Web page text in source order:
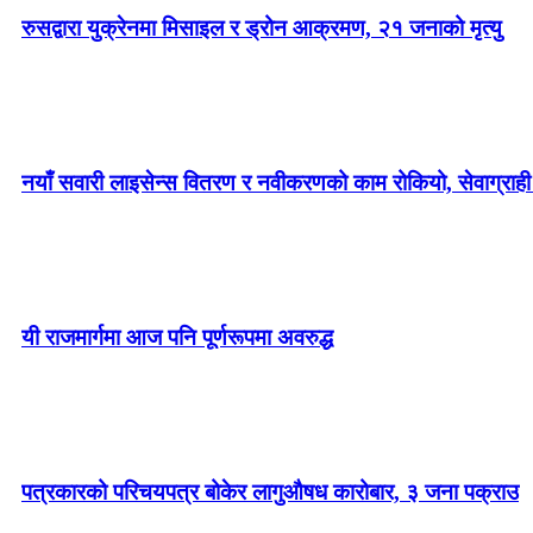
रुसद्वारा युक्रेनमा मिसाइल र ड्रोन आक्रमण, २१ जनाको मृत्यु
नयाँ सवारी लाइसेन्स वितरण र नवीकरणको काम रोकियो, सेवाग्राही
यी राजमार्गमा आज पनि पूर्णरूपमा अवरुद्ध
पत्रकारको परिचयपत्र बोकेर लागुऔषध कारोबार, ३ जना पक्राउ